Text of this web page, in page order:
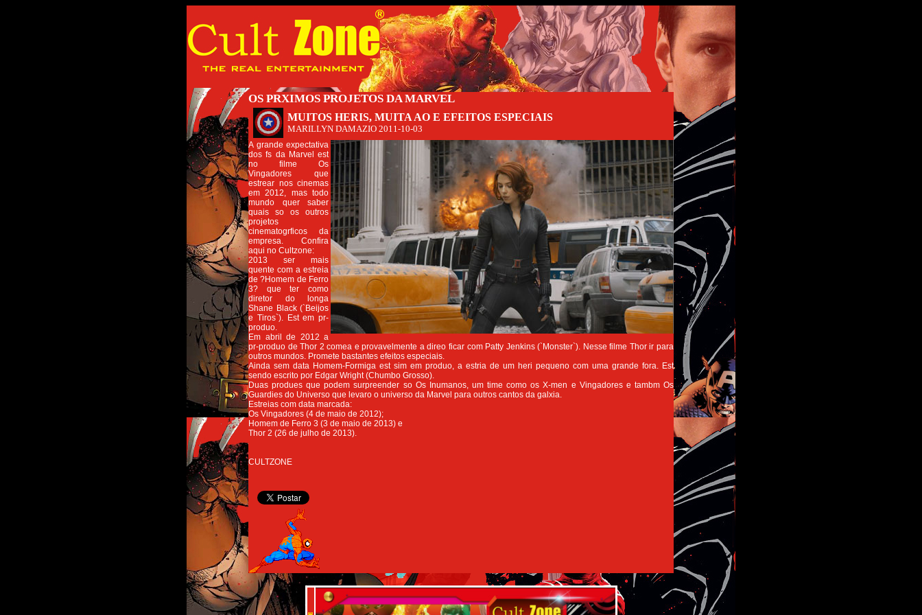
OS PRXIMOS PROJETOS DA MARVEL
MUITOS HERIS, MUITA AO E EFEITOS ESPECIAIS
MARILLYN DAMAZIO 2011-10-03
A grande expectativa
dos fs da Marvel est
no filme Os
Vingadores que
estrear nos cinemas
em 2012, mas todo
mundo quer saber
quais so os outros
projetos
cinematogrficos da
empresa. Confira
aqui no Cultzone:
2013 ser mais
quente com a estreia
de ?Homem de Ferro
3? que ter como
diretor do longa
Shane Black (`Beijos
e Tiros`). Est em pr-
produo.
Em abril de 2012 a
pr-produo de Thor 2 comea e provavelmente a direo ficar com Patty Jenkins (`Monster`). Nesse filme Thor ir para
outros mundos. Promete bastantes efeitos especiais.
Ainda sem data Homem-Formiga est sim em produo, a estria de um heri pequeno com uma grande fora. Est
sendo escrito por Edgar Wright (Chumbo Grosso).
Duas produes que podem surpreender so Os Inumanos, um time como os X-men e Vingadores e tambm Os
Guardies do Universo que levaro o universo da Marvel para outros cantos da galxia.
Estreias com data marcada:
Os Vingadores (4 de maio de 2012);
Homem de Ferro 3 (3 de maio de 2013) e
Thor 2 (26 de julho de 2013).
CULTZONE